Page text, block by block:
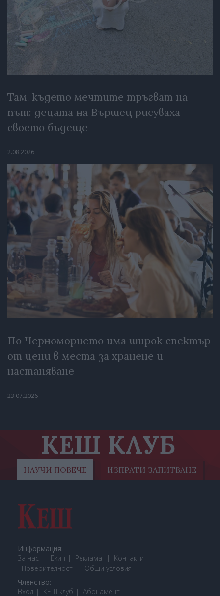
Там, където мечтите тръгват на
път: децата на Вършец рисуваха
своето бъдеще
2.08.2026
По Черноморието има широк спектър
от цени в места за хранене и
настаняване
23.07.2026
КЕШ КЛУБ
НАУЧИ ПОВЕЧЕ ИЗПРАТИ ЗАПИТВАНЕ
Информация:
За нас
Екип Реклама
Контакти
Поверителност
Общи условия
Членство:
Вход
КЕШ клуб Абонамент